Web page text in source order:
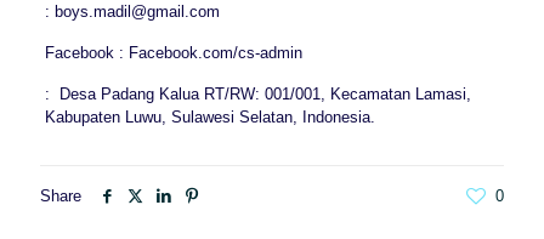
: boys.madil@gmail.com
Facebook : Facebook.com/cs-admin
: Desa Padang Kalua RT/RW: 001/001, Kecamatan Lamasi,
Kabupaten Luwu, Sulawesi Selatan, Indonesia.
Share 0